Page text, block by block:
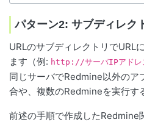
パターン2: サブディレク
URLのサブディレクトリでURL
ます（例: http://サーバIPアドレ
同じサーバでRedmine以外のア
合や、複数のRedmineを実行す
前述の手順で作成したRedmine